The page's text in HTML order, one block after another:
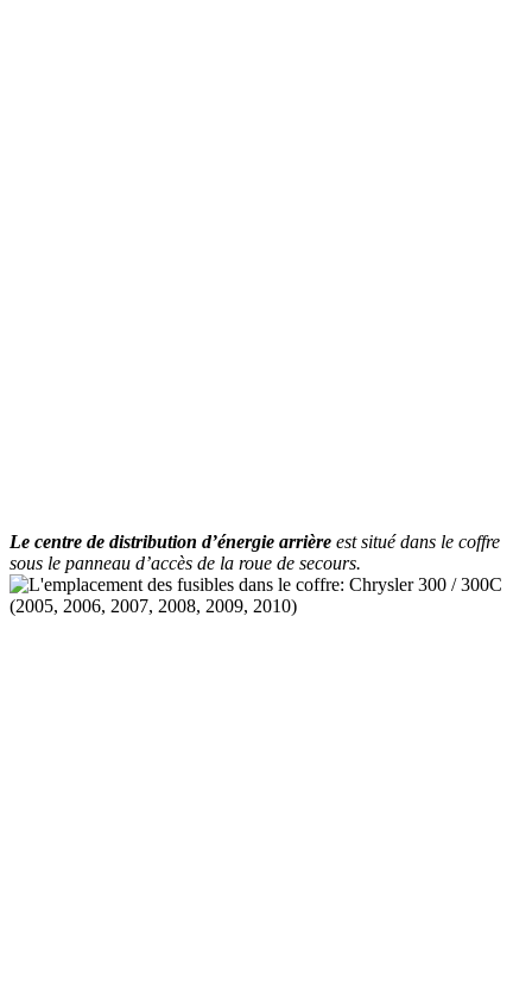
Le centre de distribution d’énergie arrière est situé dans le coffre
sous le panneau d’accès de la roue de secours.